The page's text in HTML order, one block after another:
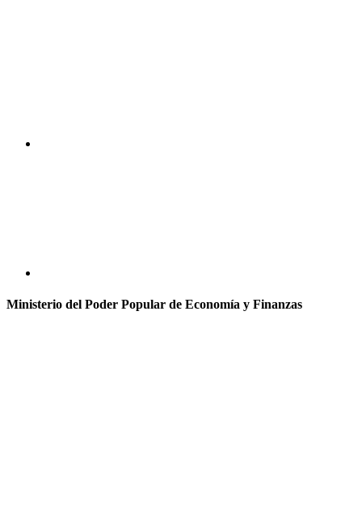
Ministerio del Poder Popular de Economía y Finanzas